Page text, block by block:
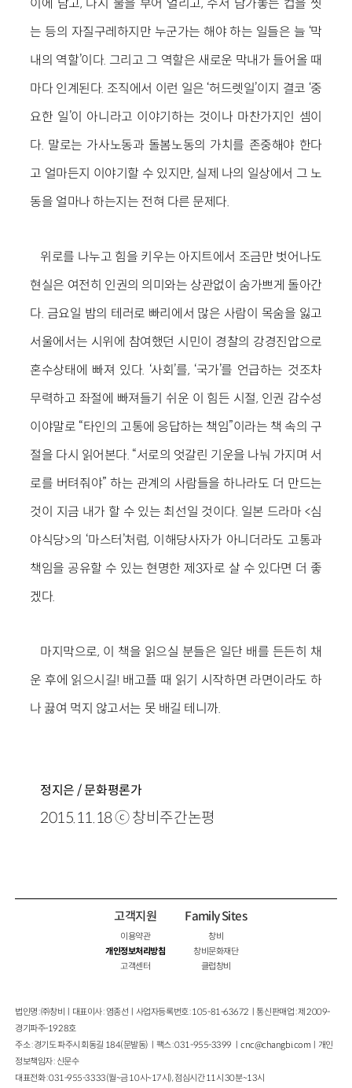
이에 담고, 다시 물을 부어 얼리고, 수저 담가놓는 컵을 씻
는 등의 자질구레하지만 누군가는 해야 하는 일들은 늘 ‘막
내의 역할’이다. 그리고 그 역할은 새로운 막내가 들어올 때
마다 인계된다. 조직에서 이런 일은 ‘허드렛일’이지 결코 ‘중
요한 일’이 아니라고 이야기하는 것이나 마찬가지인 셈이
다. 말로는 가사노동과 돌봄노동의 가치를 존중해야 한다
고 얼마든지 이야기할 수 있지만, 실제 나의 일상에서 그 노
동을 얼마나 하는지는 전혀 다른 문제다.
위로를 나누고 힘을 키우는 아지트에서 조금만 벗어나도
현실은 여전히 인권의 의미와는 상관없이 숨가쁘게 돌아간
다. 금요일 밤의 테러로 빠리에서 많은 사람이 목숨을 잃고
서울에서는 시위에 참여했던 시민이 경찰의 강경진압으로
혼수상태에 빠져 있다. ‘사회’를, ‘국가’를 언급하는 것조차
무력하고 좌절에 빠져들기 쉬운 이 힘든 시절, 인권 감수성
이야말로 “타인의 고통에 응답하는 책임”이라는 책 속의 구
절을 다시 읽어본다. “서로의 엇갈린 기운을 나눠 가지며 서
로를 버텨줘야” 하는 관계의 사람들을 하나라도 더 만드는
것이 지금 내가 할 수 있는 최선일 것이다. 일본 드라마 <심
야식당>의 ‘마스터’처럼, 이해당사자가 아니더라도 고통과
책임을 공유할 수 있는 현명한 제3자로 살 수 있다면 더 좋
겠다.
마지막으로, 이 책을 읽으실 분들은 일단 배를 든든히 채
운 후에 읽으시길! 배고플 때 읽기 시작하면 라면이라도 하
나 끓여 먹지 않고서는 못 배길 테니까.
정지은 / 문화평론가
2015.11.18 ⓒ 창비주간논평
고객지원
이용약관
개인정보처리방침
고객센터
Family Sites
창비
창비문화재단
클럽창비
법인명 : ㈜창비ㅣ대표이사 : 염종선ㅣ사업자등록번호 : 105-81-63672ㅣ통신판매업 : 제 2009-
경기파주-1928호
주소 : 경기도 파주시 회동길 184(문발동)ㅣ팩스 : 031-955-3399 ㅣcnc@changbi.com ㅣ개인
정보책임자 : 신문수
대표전화 : 031-955-3333(월~금 10시~17시), 점심시간 11시 30분~13시